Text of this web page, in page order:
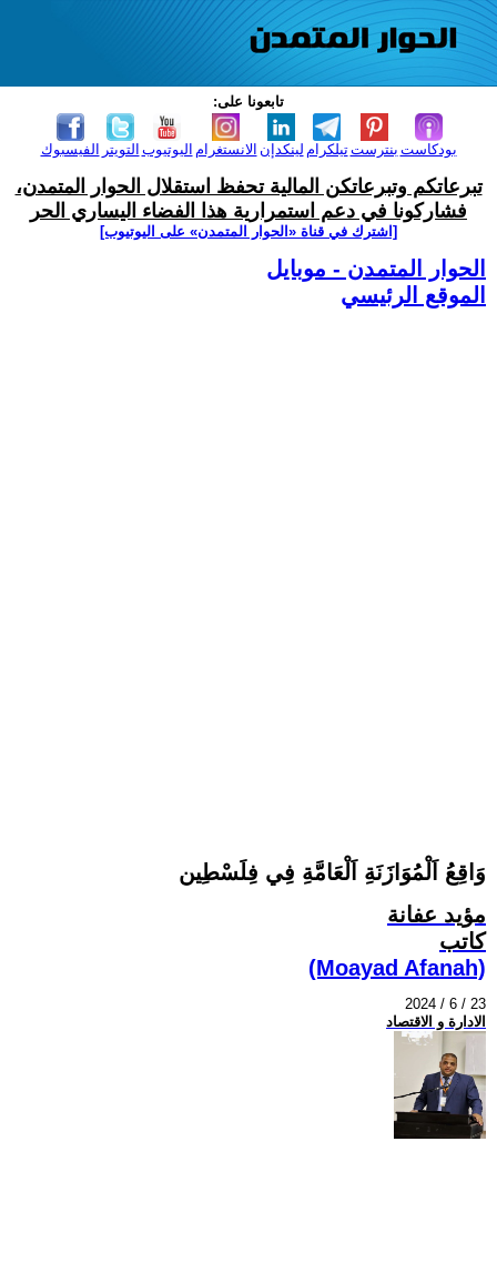
تابعونا على:
الفيسبوك التويتر اليوتيوب الانستغرام لينكدإن تيلكرامبنترست بودكاست
تبرعاتكم وتبرعاتكن المالية تحفظ استقلال الحوار المتمدن،
فشاركونا في دعم استمرارية هذا الفضاء اليساري الحر
[اشترك في قناة ‫«الحوار المتمدن» على اليوتيوب]
الحوار المتمدن - موبايل
الموقع الرئيسي
وَاقِعُ اَلْمُوَازَنَةِ اَلْعَامَّةِ فِي فِلَسْطِين
مؤيد عفانة
كاتب
(Moayad Afanah)
2024 / 6 / 23
الادارة و الاقتصاد